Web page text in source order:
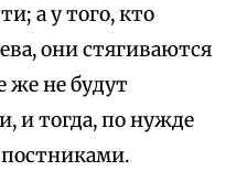
а у того, кто
они стягиваются
же не будут
и тогда, по нужде
постниками.